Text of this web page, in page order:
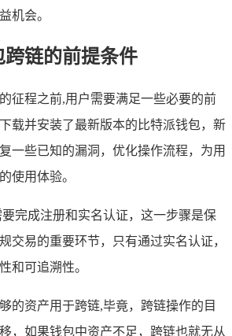
机会。
跨链的前提条件
征程之前,用户需要满足一些必要的前
载并安装了最新版本的比特派钱包，新
一些已知的漏洞，优化操作流程，为用
使用体验。
完成注册和实名认证，这一步骤是保
交易的重要环节，只有通过实名认证，
和可追溯性。
的资产用于跨链,毕竟，跨链操作的目
，如果钱包中资产不足，跨链也就无从